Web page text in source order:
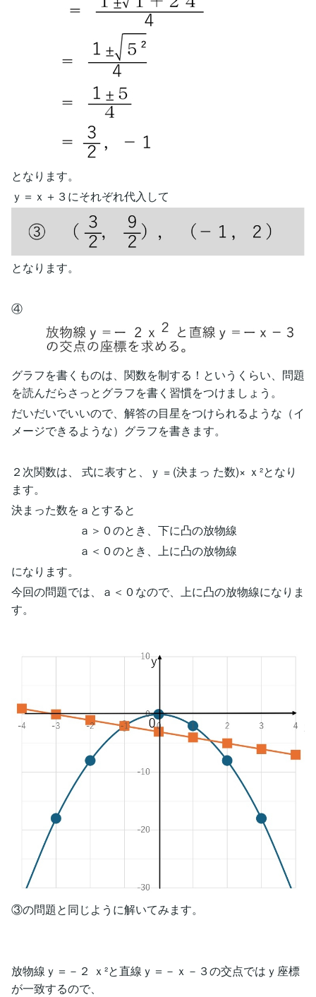
となります。
ｙ＝ｘ＋３にそれぞれ代入して
となります。
④
グラフを書くものは、関数を制する！というくらい、問題
を読んだらさっとグラフを書く習慣をつけましょう。
だいだいでいいので、解答の目星をつけられるような（イ
メージできるような）グラフを書きます。
２次関数は、 式に表すと、ｙ = (決まっ た数)× ｘ²となり
ます。
決まった数をａとすると
ａ＞０のとき、下に凸の放物線
ａ＜０のとき、上に凸の放物線
になります。
今回の問題では、ａ＜０なので、上に凸の放物線になりま
す。
③の問題と同じように解いてみます。
放物線ｙ＝－２ ｘ²と直線ｙ＝－ｘ－３の交点ではｙ座標
が一致するので、